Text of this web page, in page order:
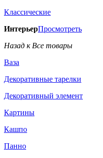
Классические
ИнтерьерПросмотреть
Назад к Все товары
Ваза
Декоративные тарелки
Декоративный элемент
Картины
Кашпо
Панно